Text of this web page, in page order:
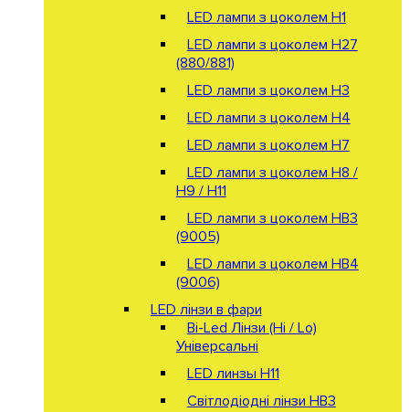
LED лампи з цоколем H1
LED лампи з цоколем H27
(880/881)
LED лампи з цоколем H3
LED лампи з цоколем H4
LED лампи з цоколем H7
LED лампи з цоколем H8 /
H9 / H11
LED лампи з цоколем HB3
(9005)
LED лампи з цоколем HB4
(9006)
LED лінзи в фари
Bi-Led Лінзи (Hi / Lo)
Універсальні
LED линзы H11
Світлодіодні лінзи HB3